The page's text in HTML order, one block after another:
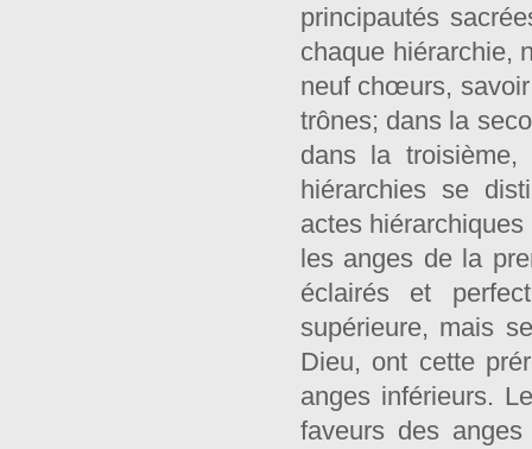
principautés
chaque hiérarchie,
neuf chœurs,
trônes; dans la
dans la
hiérarchies se
actes
les anges de la
éclairés et
supérieure, mais
Dieu, ont cette
anges inférieurs.
faveurs des